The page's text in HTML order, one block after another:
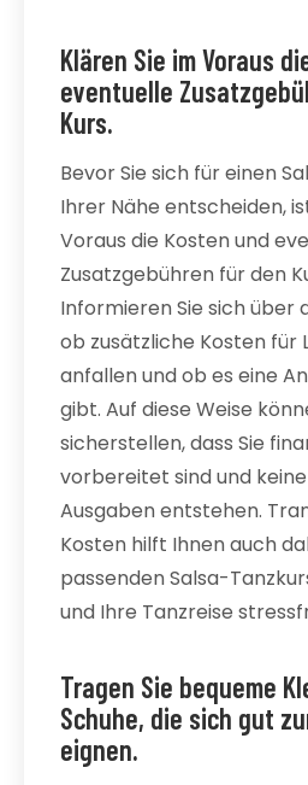
Klären Sie im Voraus
eventuelle
Kurs.
Bevor Sie sich für einen
Ihrer Nähe entscheiden,
Voraus die Kosten und
Zusatzgebühren für den
Informieren Sie sich über
ob zusätzliche Kosten für
anfallen und ob es eine
gibt. Auf diese Weise
sicherstellen, dass Sie
vorbereitet sind und
Ausgaben entstehen.
Kosten hilft Ihnen auch
passenden Salsa-
und Ihre Tanzreise
Tragen Sie bequeme
Schuhe, die sich gut
eignen.